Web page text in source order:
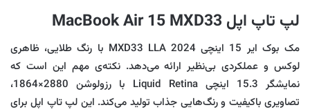
لپ تاپ اپل MacBook Air 15 MXD33
مک بوک ایر 15 اینچی MXD33 LLA 2024 با رنگ طلایی، ظاهری
لوکس و عملکردی بی‌نظیر ارائه می‌دهد. نکته‌ی مهم این است که
نمایشگر 15.3 اینچی Liquid Retina با رزولوشن 2880×1864،
تصاویری باکیفیت و رنگ‌هایی جذاب تولید می‌کند. این لپ تاپ اپل برای